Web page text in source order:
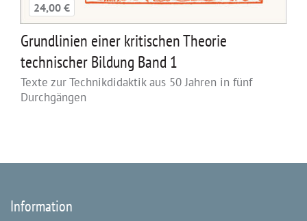
24,00 €
Grundlinien einer kritischen Theorie
technischer Bildung Band 1
Texte zur Technikdidaktik aus 50 Jahren in fünf
Durchgängen
Information